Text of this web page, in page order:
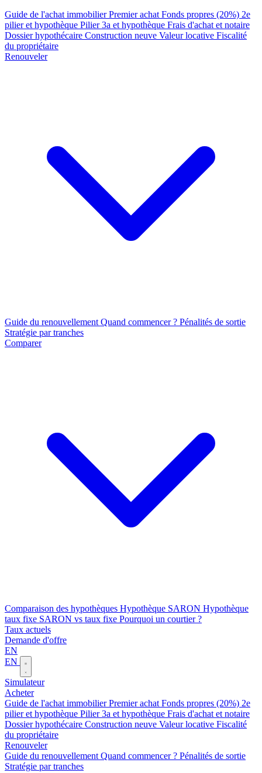
Guide de l'achat immobilierPremier achat Fonds propres (20%) 2e
pilier et hypothèque Pilier 3a et hypothèque Frais d'achat et notaire
Dossier hypothécaire Construction neuve Valeur locative Fiscalité
du propriétaire
Renouveler
Guide du renouvellement Quand commencer ? Pénalités de sortie
Stratégie par tranches
Comparer
Comparaison des hypothèques Hypothèque SARON Hypothèque
taux fixe SARON vs taux fixe Pourquoi un courtier ?
Taux actuels
Demande d'offre
EN
EN
Simulateur
Acheter
Guide de l'achat immobilierPremier achat Fonds propres (20%) 2e
pilier et hypothèque Pilier 3a et hypothèque Frais d'achat et notaire
Dossier hypothécaire Construction neuve Valeur locative Fiscalité
du propriétaire
Renouveler
Guide du renouvellement Quand commencer ? Pénalités de sortie
Stratégie par tranches